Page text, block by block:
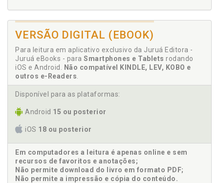
VERSÃO DIGITAL (EBOOK)
Para leitura em aplicativo exclusivo da Juruá Editora -
Juruá eBooks - para Smartphones e Tablets rodando
iOS e Android.
Não compatível KINDLE, LEV, KOBO e
outros e-Readers
Disponível para as plataformas:
Android 15 ou posterior
iOS 18 ou posterior
Em computadores a leitura é apenas online e sem
recursos de favoritos e anotações;
Não permite download do livro em formato PDF;
Não permite a impressão e cópia do conteúdo.